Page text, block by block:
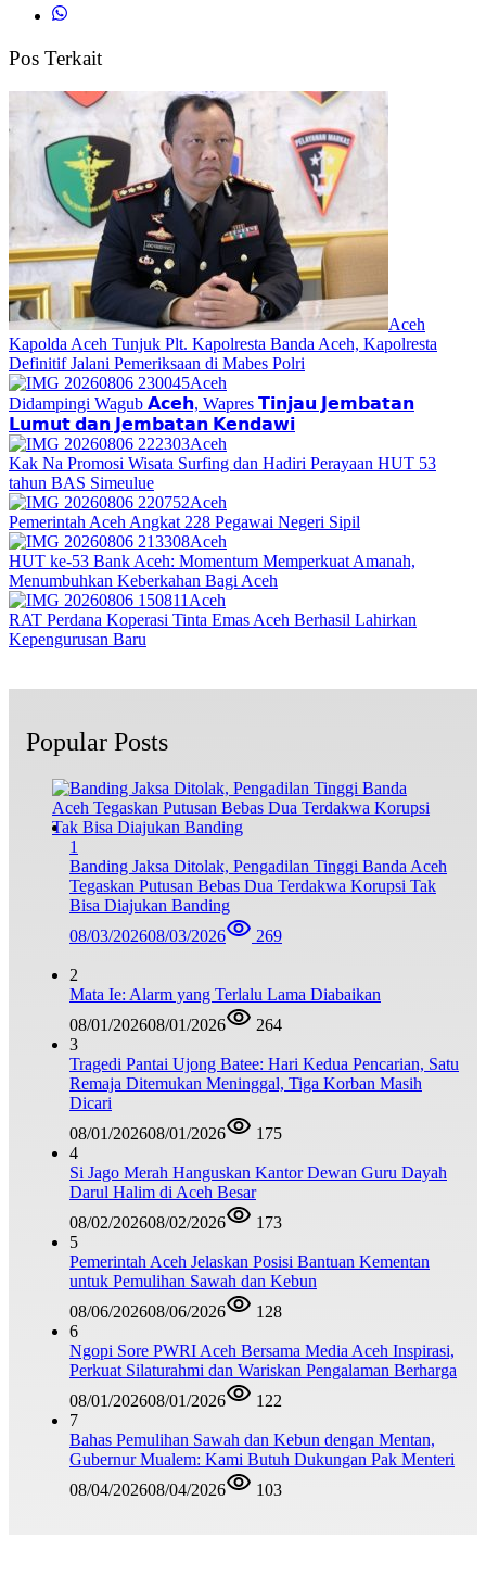
Pos Terkait
Aceh
Kapolda Aceh Tunjuk Plt. Kapolresta Banda Aceh, Kapolresta
Definitif Jalani Pemeriksaan di Mabes Polri
Aceh
Didampingi Wagub 𝗔𝗰𝗲𝗵, Wapres 𝗧𝗶𝗻𝗷𝗮𝘂 𝗝𝗲𝗺𝗯𝗮𝘁𝗮𝗻
𝗟𝘂𝗺𝘂𝘁 𝗱𝗮𝗻 𝗝𝗲𝗺𝗯𝗮𝘁𝗮𝗻 𝗞𝗲𝗻𝗱𝗮𝘄𝗶
Aceh
Kak Na Promosi Wisata Surfing dan Hadiri Perayaan HUT 53
tahun BAS Simeulue
Aceh
Pemerintah Aceh Angkat 228 Pegawai Negeri Sipil
Aceh
HUT ke-53 Bank Aceh: Momentum Memperkuat Amanah,
Menumbuhkan Keberkahan Bagi Aceh
Aceh
RAT Perdana Koperasi Tinta Emas Aceh Berhasil Lahirkan
Kepengurusan Baru
Popular Posts
1
Banding Jaksa Ditolak, Pengadilan Tinggi Banda Aceh
Tegaskan Putusan Bebas Dua Terdakwa Korupsi Tak
Bisa Diajukan Banding
08/03/202608/03/2026 269
2
Mata Ie: Alarm yang Terlalu Lama Diabaikan
08/01/202608/01/2026
264
3
Tragedi Pantai Ujong Batee: Hari Kedua Pencarian, Satu
Remaja Ditemukan Meninggal, Tiga Korban Masih
Dicari
08/01/202608/01/2026
175
4
Si Jago Merah Hanguskan Kantor Dewan Guru Dayah
Darul Halim di Aceh Besar
08/02/202608/02/2026
173
5
Pemerintah Aceh Jelaskan Posisi Bantuan Kementan
untuk Pemulihan Sawah dan Kebun
08/06/202608/06/2026
128
6
Ngopi Sore PWRI Aceh Bersama Media Aceh Inspirasi,
Perkuat Silaturahmi dan Wariskan Pengalaman Berharga
08/01/202608/01/2026
122
7
Bahas Pemulihan Sawah dan Kebun dengan Mentan,
Gubernur Mualem: Kami Butuh Dukungan Pak Menteri
08/04/202608/04/2026 103